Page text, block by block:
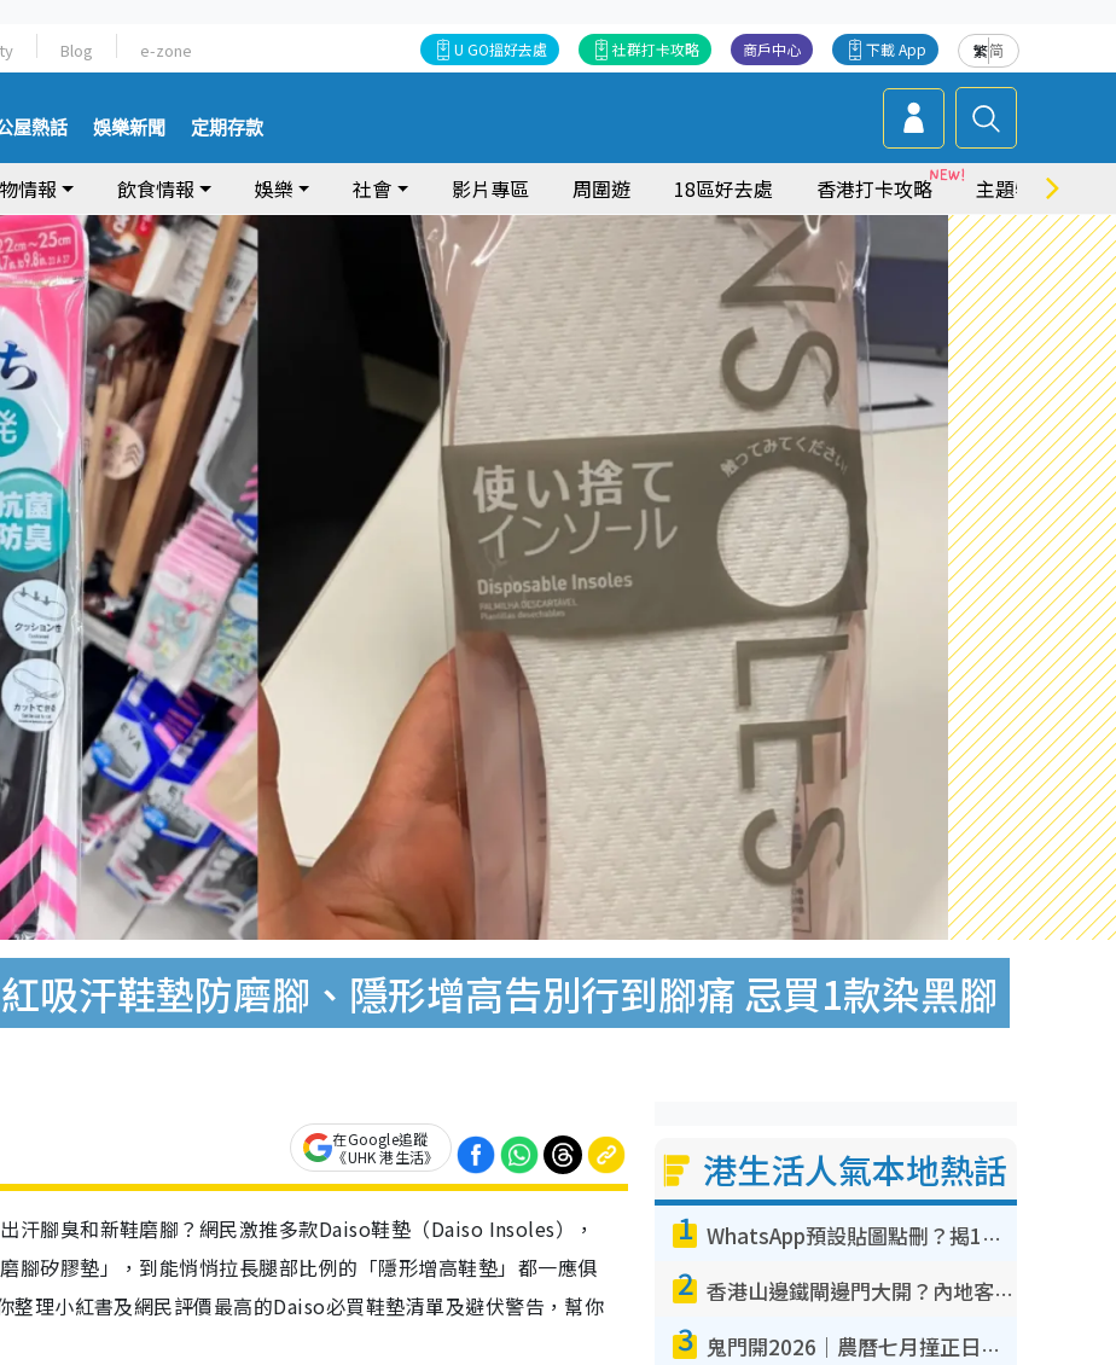
Blog e-zone 繁简
下載 App
商戶中心
社群打卡攻略
U GO搵好去處
屋熱話 娛樂新聞 定期存款
情報 飲食情報 娛樂 社會 影片專區 周圍遊 18區好去處 香港打卡攻略 主題特集
吸汗鞋墊防磨腳、隱形增高告別行到腳痛 忌買1款染黑腳
在Google追蹤
《UHK 港生活》
汗腳臭和新鞋磨腳？網民激推多款Daiso鞋墊（Daiso Insoles），
腳矽膠墊」，到能悄悄拉長腿部比例的「隱形增高鞋墊」都一應俱
理小紅書及網民評價最高的Daiso必買鞋墊清單及避伏警告，幫你
港生活人氣本地熱話
1 WhatsApp預設貼圖點刪？揭1招「反向操作」還原簡潔介面 附3步實測教學
2 香港山邊鐵閘邊門大開？內地客困惑意義何在！網民神回覆：呢種叫法理性防禦
3 鬼門開2026｜農曆七月撞正日全食特別邪？專家警告切忌做一事！揭4大禁忌+2招保平安